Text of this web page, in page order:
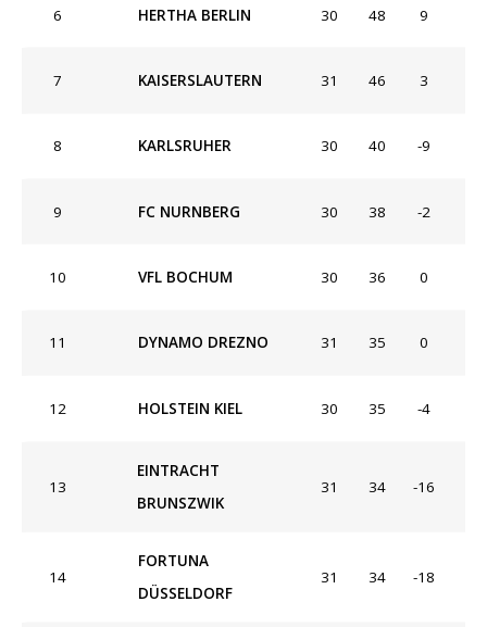
6 HERTHA BERLIN 30 48 9
7 KAISERSLAUTERN 31 46 3
8 KARLSRUHER 30 40 -9
9 FC NURNBERG 30 38 -2
10 VFL BOCHUM 30 36 0
11 DYNAMO DREZNO 31 35 0
12 HOLSTEIN KIEL 30 35 -4
13
EINTRACHT
BRUNSZWIK
31 34 -16
14
FORTUNA
DÜSSELDORF
31 34 -18